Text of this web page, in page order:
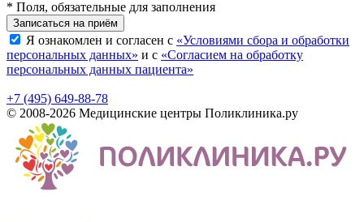
* Поля, обязательные для заполнения
Записаться на приём
Я ознакомлен и согласен с «Условиями сбора и обработки
персональных данных» и с «Согласием на обработку
персональных данных пациента»
+7 (495) 649-88-78
© 2008-2026 Медицинские центры Поликлиника.ру